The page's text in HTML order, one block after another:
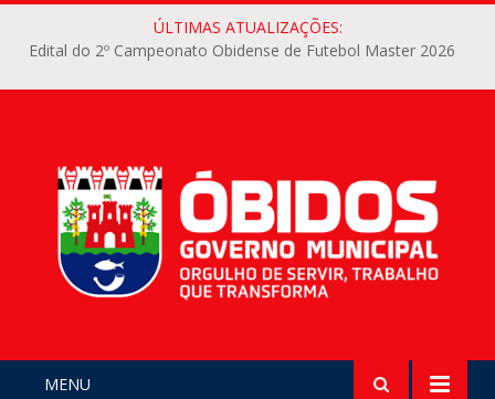
ÚLTIMAS ATUALIZAÇÕES:
Edital do 2º Campeonato Obidense de Futebol Master 2026
MENU